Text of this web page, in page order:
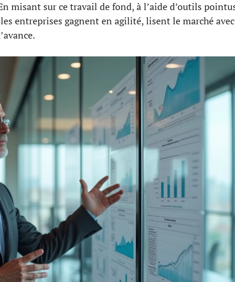
misant sur ce travail de fond, à l’aide d’outils
entreprises gagnent en agilité, lisent le marché